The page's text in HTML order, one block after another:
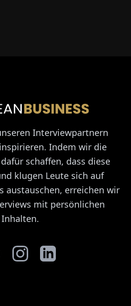
Interviewpartnern
Indem wir die
schaffen, dass diese
klugen Leute sich auf
austauschen, erreichen wir
mit persönlichen
Inhalten.